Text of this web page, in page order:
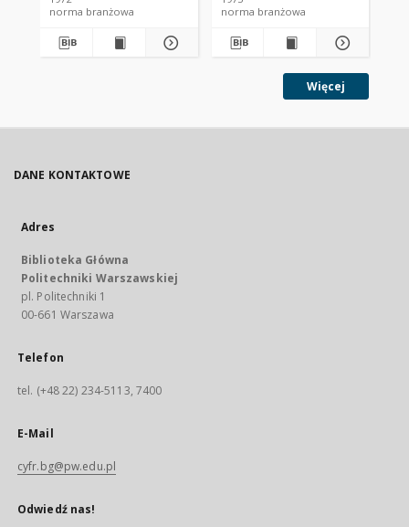
norma branżowa
norma branżowa
Więcej
DANE KONTAKTOWE
Adres
Biblioteka Główna
Politechniki Warszawskiej
pl. Politechniki 1
00-661 Warszawa
Telefon
tel. (+48 22) 234-5113, 7400
E-Mail
cyfr.bg@pw.edu.pl
Odwiedź nas!